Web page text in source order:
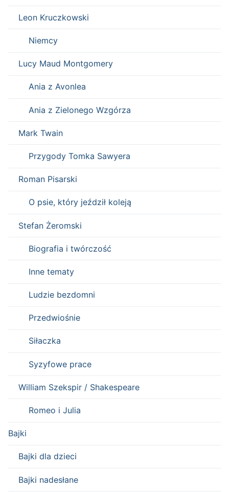
Leon Kruczkowski
Niemcy
Lucy Maud Montgomery
Ania z Avonlea
Ania z Zielonego Wzgórza
Mark Twain
Przygody Tomka Sawyera
Roman Pisarski
O psie, który jeździł koleją
Stefan Żeromski
Biografia i twórczość
Inne tematy
Ludzie bezdomni
Przedwiośnie
Siłaczka
Syzyfowe prace
William Szekspir / Shakespeare
Romeo i Julia
Bajki
Bajki dla dzieci
Bajki nadesłane